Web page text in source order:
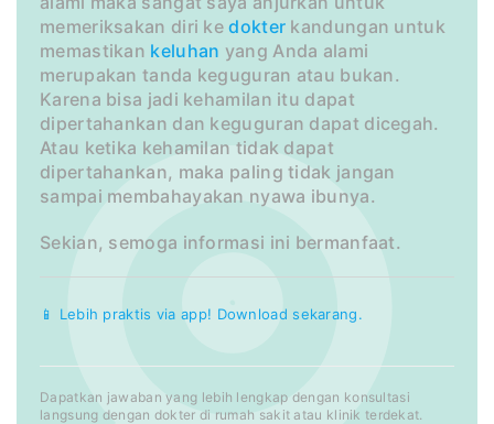
memeriksakan diri kedokter kandungan untuk
memastikan keluhan yang Anda alami
merupakan tanda keguguran atau bukan.
Karena bisa jadi kehamilan itu dapat
dipertahankan dan keguguran dapat dicegah.
Atau ketika kehamilan tidak dapat
dipertahankan, maka paling tidak jangan
sampai membahayakan nyawa ibunya.
Sekian, semoga informasi ini bermanfaat.
📱 Lebih praktis via app! Download sekarang.
Dapatkan jawaban yang lebih lengkap dengan konsultasi
langsung dengan dokter di rumah sakit atau klinik terdekat.